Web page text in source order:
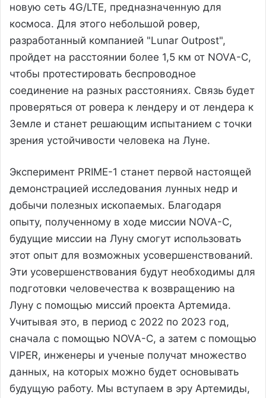
новую сеть 4G/LTE, предназначенную для
космоса. Для этого небольшой ровер,
разработанный компанией "Lunar Outpost",
пройдет на расстоянии более 1,5 км от NOVA-C,
чтобы протестировать беспроводное
соединение на разных расстояниях. Связь будет
проверяться от ровера к лендеру и от лендера к
Земле и станет решающим испытанием с точки
зрения устойчивости человека на Луне.
Эксперимент PRIME-1 станет первой настоящей
демонстрацией исследования лунных недр и
добычи полезных ископаемых. Благодаря
опыту, полученному в ходе миссии NOVA-C,
будущие миссии на Луну смогут использовать
этот опыт для возможных усовершенствований.
Эти усовершенствования будут необходимы для
подготовки человечества к возвращению на
Луну с помощью миссий проекта Артемида.
Учитывая это, в период с 2022 по 2023 год,
сначала с помощью NOVA-C, а затем с помощью
VIPER, инженеры и ученые получат множество
данных, на которых можно будет основывать
будущую работу. Мы вступаем в эру Артемиды,